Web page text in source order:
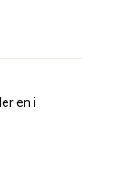
en i